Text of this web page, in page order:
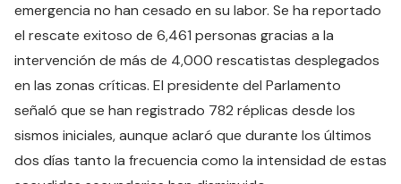
emergencia no han cesado en su labor. Se ha reportado
el rescate exitoso de 6,461 personas gracias a la
intervención de más de 4,000 rescatistas desplegados
en las zonas críticas. El presidente del Parlamento
señaló que se han registrado 782 réplicas desde los
sismos iniciales, aunque aclaró que durante los últimos
dos días tanto la frecuencia como la intensidad de estas